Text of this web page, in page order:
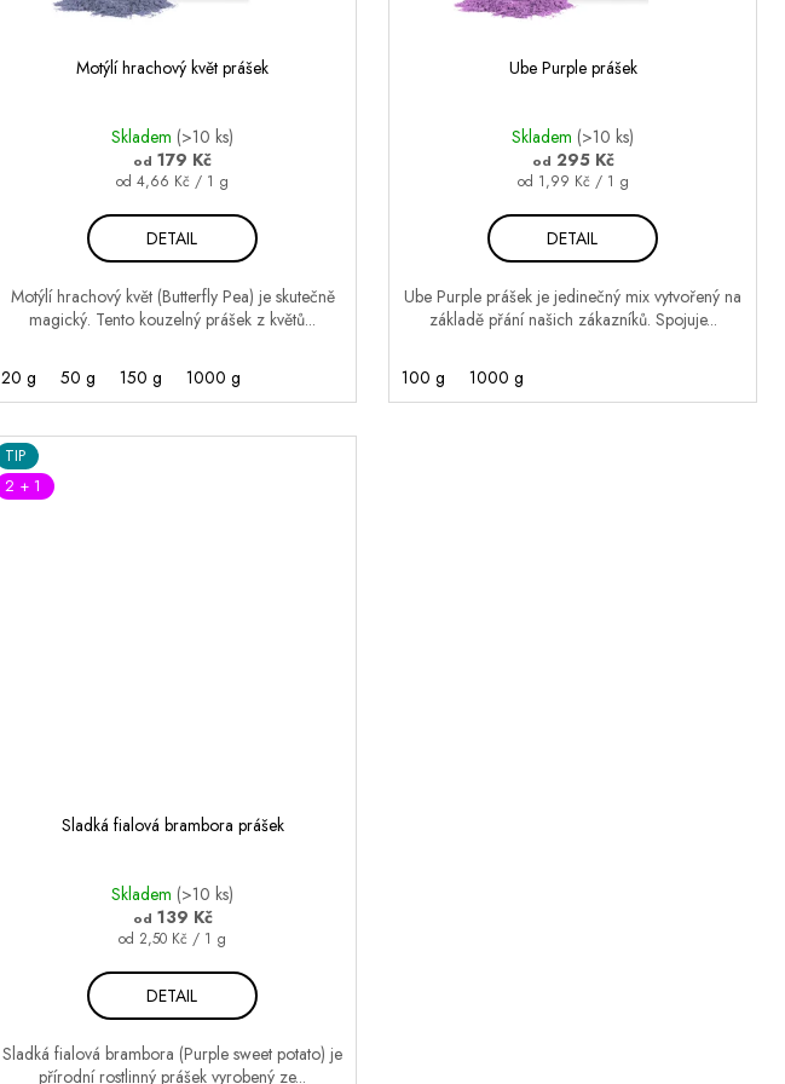
Motýlí hrachový květ prášek
Skladem (>10 ks)
od 179 Kč
Měrná
od 4,66 Kč / 1 g
DETAIL
Motýlí hrachový květ (Butterfly Pea) je skutečně
magický. Tento kouzelný prášek z květů...
20 g 50 g 150 g 1000 g
Ube Purple prášek
Skladem (>10 ks)
od 295 Kč
Měrná
od 1,99 Kč / 1 g
DETAIL
Ube Purple prášek je jedinečný mix vytvořený na
základě přání našich zákazníků. Spojuje...
100 g 1000 g
TIP
2 + 1
Sladká fialová brambora prášek
Skladem (>10 ks)
od 139 Kč
Měrná
od 2,50 Kč / 1 g
DETAIL
Sladká fialová brambora (Purple sweet potato) je
přírodní rostlinný prášek vyrobený ze...